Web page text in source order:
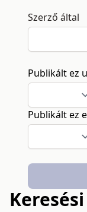
Szerző által
Publikált ez
Publikált ez